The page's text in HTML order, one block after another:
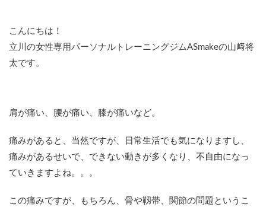
こんにちは！
立川の女性専用パーソナルトレーニングジムASmakeの山﨑将
太です。
肩が痛い、腰が痛い、膝が痛いなど。
痛みがあると、当然ですが、日常生活でも気になりますし、
痛みがあるせいで、できない動きが多くなり、不自由になっ
ていきますよね。。。
この痛みですが、もちろん、骨や靱帯、関節の問題というこ